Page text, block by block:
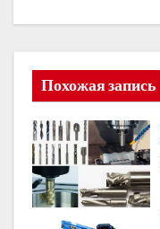
и
я
п
о
з
а
Похожая запись